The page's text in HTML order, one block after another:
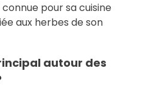
pour sa cuisine
aux herbes de son
autour des